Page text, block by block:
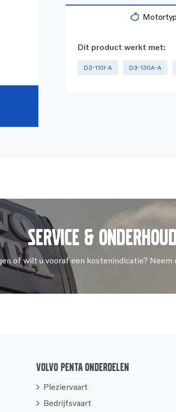
Dit product werkt met:
D3-110I-A D3-130A-A
Service &
of wilt u vooraf een kostenindicatie? Neem
Volvo Penta onderdelen
Pleziervaart
Bedrijfsvaart